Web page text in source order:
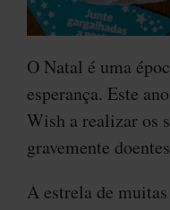
O Natal é uma
esperança. Este
Wish a realizar os
gravemente
A estrela de